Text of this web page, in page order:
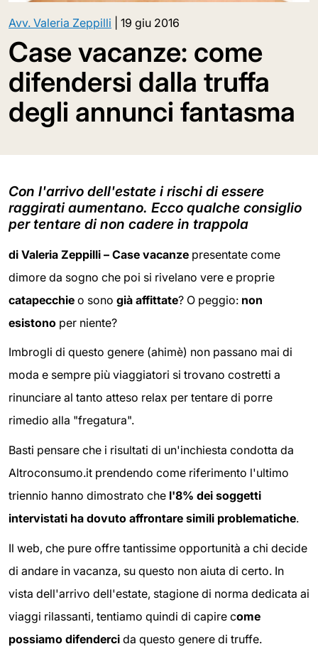
Avv. Valeria Zeppilli 19 giu 2016
Case vacanze: come
difendersi dalla truffa
degli annunci fantasma
Con l'arrivo dell'estate i rischi di essere
raggirati aumentano. Ecco qualche consiglio
per tentare di non cadere in trappola
di Valeria Zeppilli – Case vacanze presentate come
dimore da sogno che poi si rivelano vere e proprie
catapecchie o sono già affittate? O peggio: non
esistono per niente?
Imbrogli di questo genere (ahimè) non passano mai di
moda e sempre più viaggiatori si trovano costretti a
rinunciare al tanto atteso relax per tentare di porre
rimedio alla "fregatura".
Basti pensare che i risultati di un'inchiesta condotta da
Altroconsumo.it prendendo come riferimento l'ultimo
triennio hanno dimostrato che l'8% dei soggetti
intervistati ha dovuto affrontare simili problematiche.
Il web, che pure offre tantissime opportunità a chi decide
di andare in vacanza, su questo non aiuta di certo. In
vista dell'arrivo dell'estate, stagione di norma dedicata ai
viaggi rilassanti, tentiamo quindi di capire come
possiamo difenderci da questo genere di truffe.